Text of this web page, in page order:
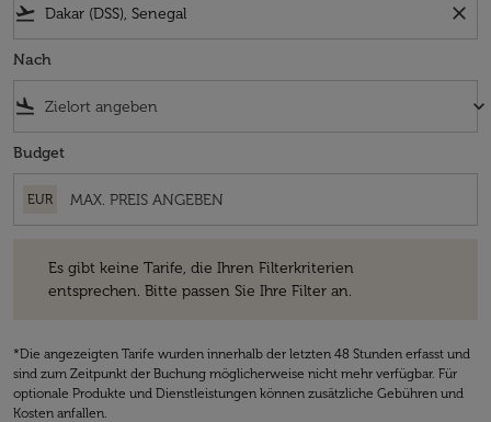
flight_takeoff close
Nach
flight_land keyboard_arrow_down
Budget
EUR
Es gibt keine Tarife, die Ihren Filterkriterien
entsprechen. Bitte passen Sie Ihre Filter an.
*Die angezeigten Tarife wurden innerhalb der letzten 48 Stunden erfasst und
sind zum Zeitpunkt der Buchung möglicherweise nicht mehr verfügbar. Für
optionale Produkte und Dienstleistungen können zusätzliche Gebühren und
Kosten anfallen.